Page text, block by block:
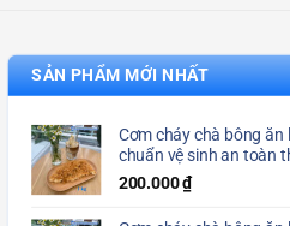
SẢN PHẨM MỚI NHẤT
Cơm cháy chà bông
chuẩn vệ sinh an toàn
200.000₫